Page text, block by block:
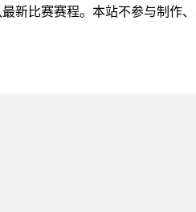
新比赛赛程。本站不参与制作